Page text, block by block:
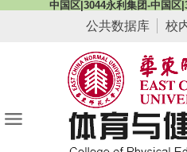
中国区|3044永利集团-中国区
公共数据库 校